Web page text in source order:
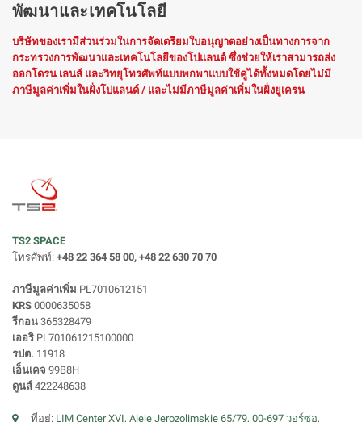
พัฒนาและเทคโนโลยี
บริษัทของเรามีส่วนร่วมในการจัดเตรียมใบอนุญาตอย่างเป็นทางการจาก
กระทรวงการพัฒนาและเทคโนโลยีของโปแลนด์ ซึ่งช่วยให้เราสามารถส่ง
ออกโดรน เลนส์ และวิทยุโทรศัพท์แบบพกพาแบบใช้คู่ได้ทั้งหมดโดยไม่มี
ภาษีมูลค่าเพิ่มในฝั่งโปแลนด์ / และไม่มีภาษีมูลค่าเพิ่มในฝั่งยูเครน
TS2 SPACE
โทรศัพท์: +48 22 364 58 00, +48 22 630 70 70
ภาษีมูลค่าเพิ่ม PL7010612151
KRS 0000635058
รีกอน 365328479
เออริ PL701061215100000
รปต. 11918
เอ็นเคจ 99B8H
ดูนส์ 422248638
ที่อยู่: LIM Center XVI, Aleje Jerozolimskie 65/79, 00-697 วอร์ซอ,